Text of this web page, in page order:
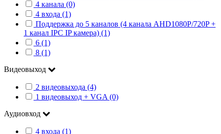
4 канала (0)
4 входа (1)
Поддержка до 5 каналов (4 канала AHD1080P/720P +
1 канал IPC IP камера) (1)
6 (1)
8 (1)
Видеовыход
2 видеовыхода (4)
1 видеовыход + VGA (0)
Аудиовход
4 входа (1)